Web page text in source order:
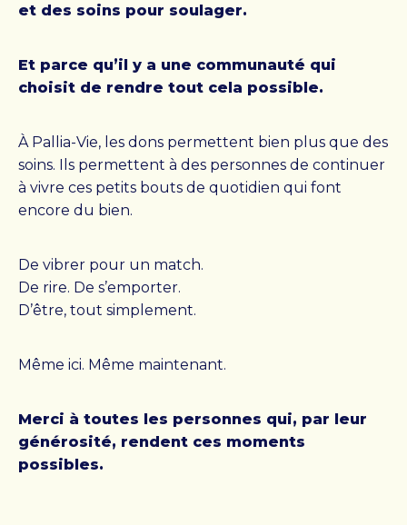
et des soins pour soulager.
Et parce qu’il y a une communauté qui
choisit de rendre tout cela possible.
À Pallia-Vie, les dons permettent bien plus que des
soins. Ils permettent à des personnes de continuer
à vivre ces petits bouts de quotidien qui font
encore du bien.
De vibrer pour un match.
De rire. De s’emporter.
D’être, tout simplement.
Même ici. Même maintenant.
Merci à toutes les personnes qui, par leur
générosité, rendent ces moments
possibles.